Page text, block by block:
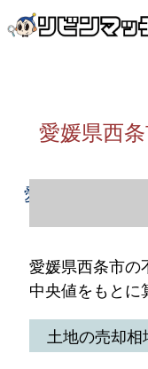
愛媛県西
愛媛県西条市
愛媛県西条市の
中央値をもとに
土地の売却相